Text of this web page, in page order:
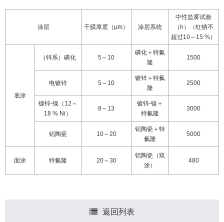
涂层 干膜厚度（µm） 涂层系统
中性盐雾试验
（ h ）（红锈不
超过10～ 15 %）
底涂
（锌系）磷化 5 ～ 10
磷化＋特氟
隆
1500
电镀锌 5 ～ 10
镀锌＋特氟
隆
2500
镀锌-镍（ 12 ～
18 % Ni ）
8～ 13
镀锌-镍＋
特氟隆
3000
铝陶瓷 10～20
铝陶瓷＋特
氟隆
5000
面涂 特氟隆 20～30
铝陶瓷（双
涂）
480
返回列表